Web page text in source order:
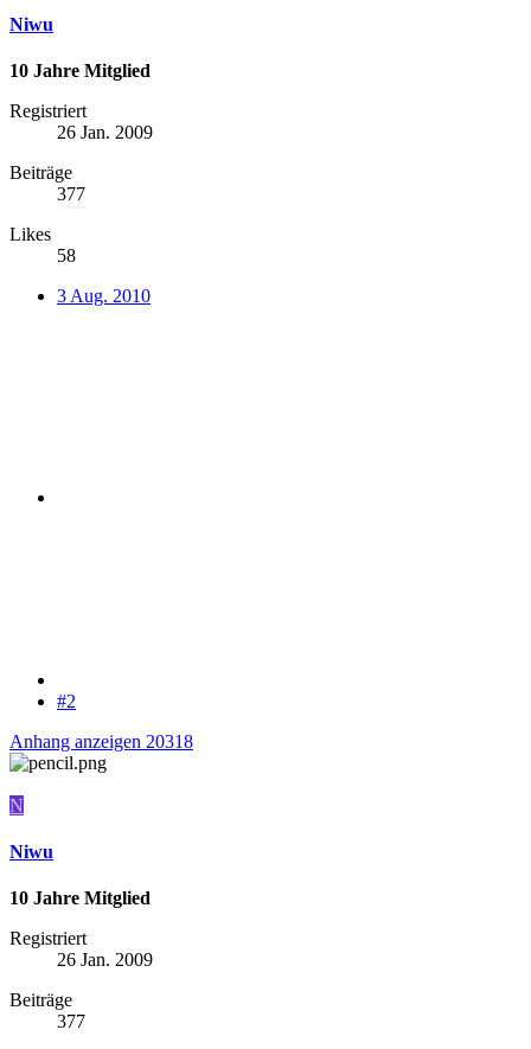
Niwu
10 Jahre Mitglied
Registriert
26 Jan. 2009
Beiträge
377
Likes
58
3 Aug. 2010
#2
Anhang anzeigen 20318
N
Niwu
10 Jahre Mitglied
Registriert
26 Jan. 2009
Beiträge
377